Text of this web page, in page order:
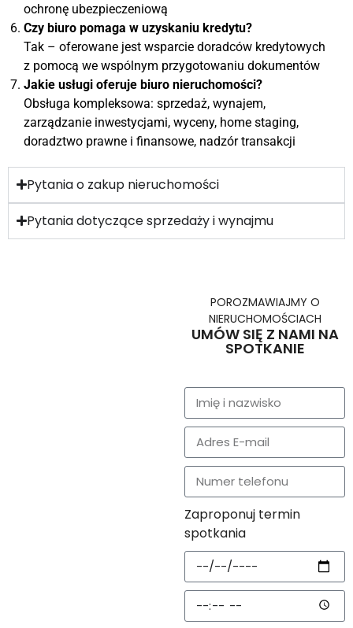
ochronę ubezpieczeniową
Czy biuro pomaga w uzyskaniu kredytu?
Tak – oferowane jest wsparcie doradców kredytowych
z pomocą we wspólnym przygotowaniu dokumentów
Jakie usługi oferuje biuro nieruchomości?
Obsługa kompleksowa: sprzedaż, wynajem,
zarządzanie inwestycjami, wyceny, home staging,
doradztwo prawne i finansowe, nadzór transakcji
Pytania o zakup nieruchomości
Pytania dotyczące sprzedaży i wynajmu
POROZMAWIAJMY O
NIERUCHOMOŚCIACH
UMÓW SIĘ Z NAMI NA
SPOTKANIE
Zaproponuj termin
spotkania